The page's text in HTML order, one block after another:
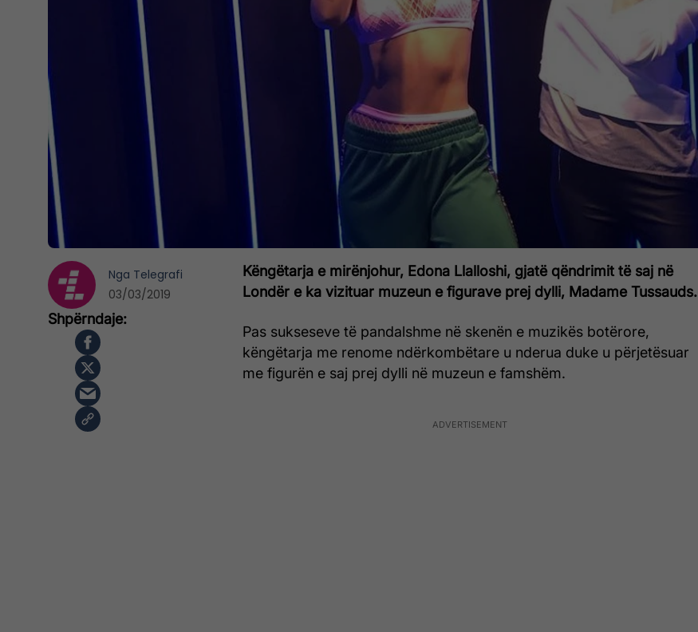
Këngëtarja e mirënjohur, Edona Llalloshi, gjatë qëndrimit të saj në
Londër e ka vizituar muzeun e figurave prej dylli, Madame Tussauds.
Pas sukseseve të pandalshme në skenën e muzikës botërore,
këngëtarja me renome ndërkombëtare u nderua duke u përjetësuar
me figurën e saj prej dylli në muzeun e famshëm.
Nga Telegrafi
03/03/2019